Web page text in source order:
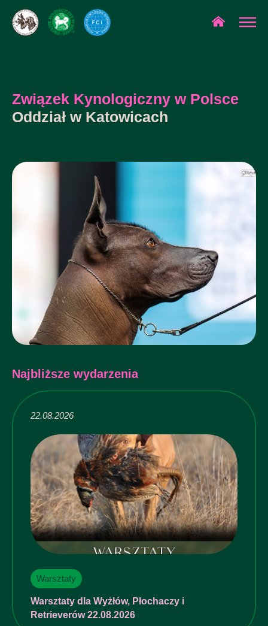
Związek Kynologiczny w Polsce
Oddział w Katowicach
Najbliższe wydarzenia
22.08.2026
Warsztaty
Warsztaty dla Wyżłów, Płochaczy i
Retrieverów 22.08.2026